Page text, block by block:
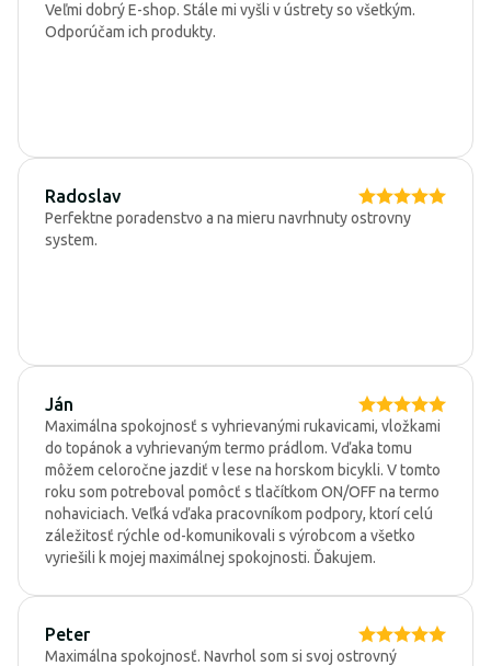
Veľmi dobrý E-shop. Stále mi vyšli v ústrety so všetkým.
Odporúčam ich produkty.
Radoslav
Perfektne poradenstvo a na mieru navrhnuty ostrovny
system.
Ján
Maximálna spokojnosť s vyhrievanými rukavicami, vložkami
do topánok a vyhrievaným termo prádlom. Vďaka tomu
môžem celoročne jazdiť v lese na horskom bicykli. V tomto
roku som potreboval pomôcť s tlačítkom ON/OFF na termo
nohaviciach. Veľká vďaka pracovníkom podpory, ktorí celú
záležitosť rýchle od-komunikovali s výrobcom a všetko
vyriešili k mojej maximálnej spokojnosti. Ďakujem.
Peter
Maximálna spokojnosť. Navrhol som si svoj ostrovný